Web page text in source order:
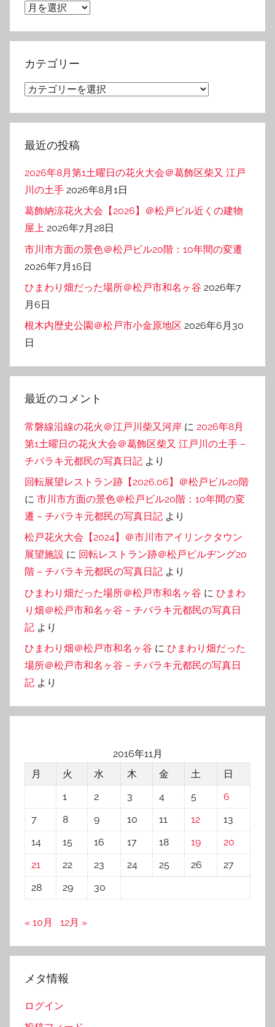
ア
カ
イ
カテゴリー
カ
ゴ
リ
最近の投稿
2026年8月第1土曜日の花火大会＠葛飾区柴又 江戸
川の土手 2026年8月1日
葛飾納涼花火大会【2026】＠松戸ビル近くの建物
屋上 2026年7月28日
市川市方面の景色＠松戸ビル20階：10年間の変遷
2026年7月16日
ひまわり畑だった場所＠松戸市和名ヶ谷 2026年7
月6日
根木内歴史公園＠松戸市小金原地区 2026年6月30
日
最近のコメント
常磐線沿線の花火＠江戸川柴又河岸 に 2026年8月
第1土曜日の花火大会＠葛飾区柴又 江戸川の土手 –
チバラキ元都民の写真日記 より
回転展望レストラン跡【2026.06】＠松戸ビル20階
に 市川市方面の景色＠松戸ビル20階：10年間の変
遷 – チバラキ元都民の写真日記 より
松戸花火大会【2024】＠市川市アイリンクタウン
展望施設 に 回転レストラン跡＠松戸ビルヂング20
階 – チバラキ元都民の写真日記 より
ひまわり畑だった場所＠松戸市和名ヶ谷 に ひまわ
り畑＠松戸市和名ヶ谷 – チバラキ元都民の写真日
記 より
ひまわり畑＠松戸市和名ヶ谷 に ひまわり畑だった
場所＠松戸市和名ヶ谷 – チバラキ元都民の写真日
記 より
2016年11月
月
火 水 木 金 土
日
1
2 3 4 5
6
7
8 9 10 11 12
13
14
15 16 17 18 19
20
21
22 23 24 25 26
27
28
29 30
« 10月 12月 »
メタ情報
ログイン